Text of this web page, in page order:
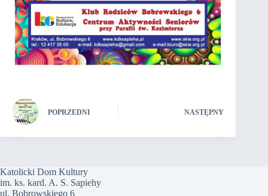
POPRZEDNI NASTĘPNY
Katolicki Dom Kultury
im. ks. kard. A. S. Sapiehy
ul. Bobrowskiego 6